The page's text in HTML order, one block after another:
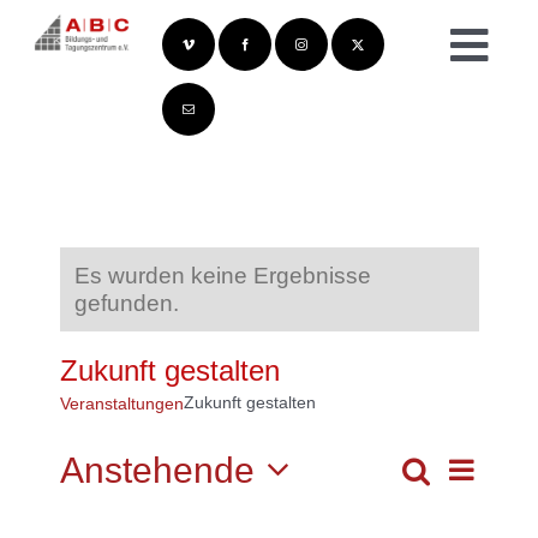
Inhalt
Es wurden keine Ergebnisse
gefunden.
Zukunft gestalten
VeranstaltungenZukunft gestalten
Suche
Liste
Anstehende